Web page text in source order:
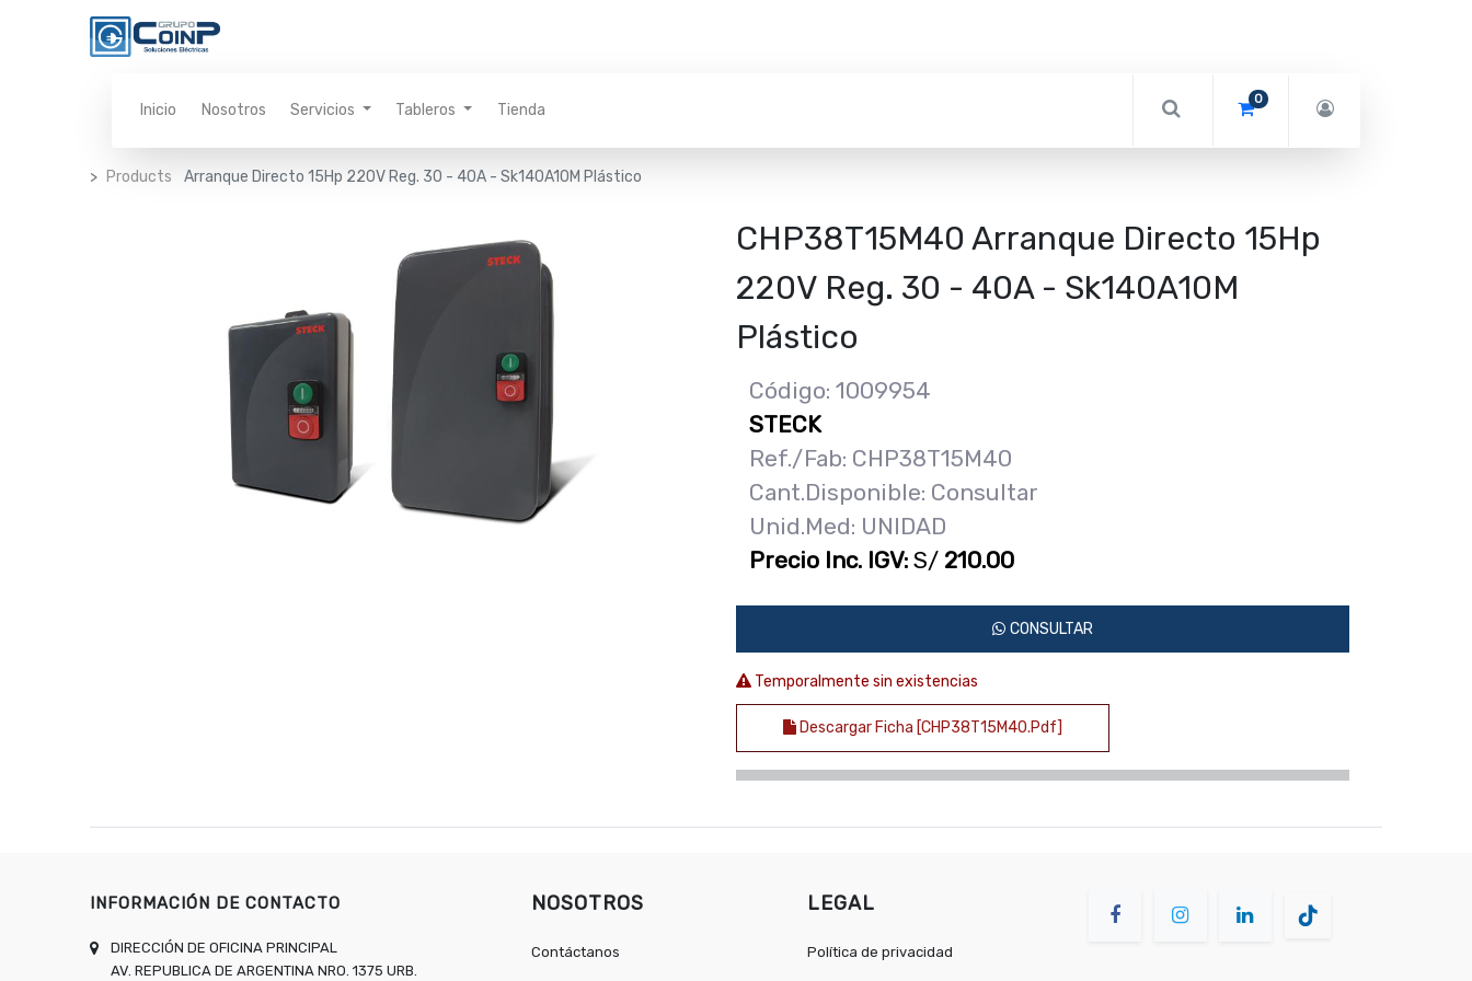
Inicio Nosotros Servicios Tableros Tienda
0
Products Arranque Directo 15Hp 220V Reg. 30 - 40A - Sk140A10M Plástico
CHP38T15M40 Arranque Directo 15Hp
220V Reg. 30 - 40A - Sk140A10M
Plástico
Código: 1009954
STECK
Ref./Fab: CHP38T15M40
Cant.Disponible: Consultar
Unid.Med: UNIDAD
Precio Inc. IGV: S/ 210.00
CONSULTAR
Temporalmente sin existencias
Descargar Ficha [CHP38T15M40.pdf]
INFORMACIÓN DE CONTACTO
DIRECCIÓN DE OFICINA PRINCIPAL
AV. REPUBLICA DE ARGENTINA NRO. 1375 URB.
NOSOTROS
Contáctanos
LEGAL
Política de privacidad